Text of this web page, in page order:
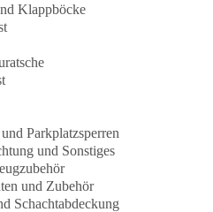
Klappböcke
Parkplatzsperren
und Sonstiges
und Zubehör
Schachtabdeckung